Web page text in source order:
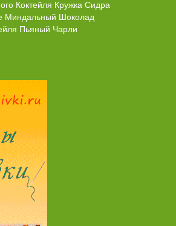
Коктейля Кружка Сидра
Миндальный Шоколад
Пьяный Чарли